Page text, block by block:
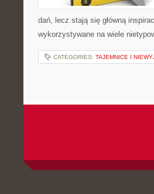
dań, lecz stają się główną
wykorzystywane na wiele
CATEGORIES: TAJEMNICE I